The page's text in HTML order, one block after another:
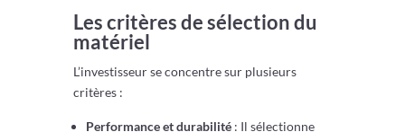
Les critères de sélection du
matériel
L’investisseur se concentre sur plusieurs
critères :
Performance et durabilité: Il sélectionne